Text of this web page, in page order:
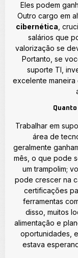
Eles podem
Outro cargo em
cibernética ,
salários que
valorização se
Portanto, se
suporte TI,
excelente maneira
Trabalhar em
área de
geralmente
mês, o que pode
um trampolim;
pode crescer na
certificações
ferramentas
disso, muitos
alimentação e
oportunidades,
estava